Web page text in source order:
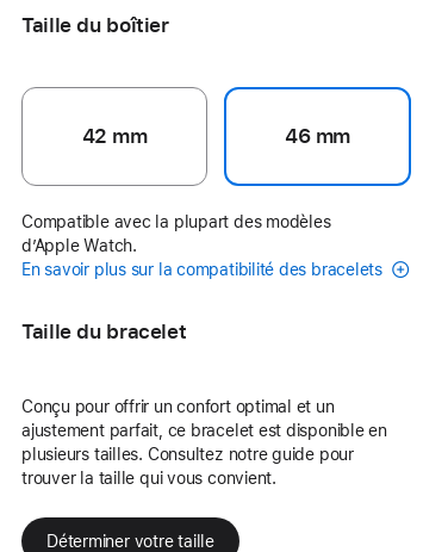
Taille du boîtier
42 mm 46 mm
Compatible avec la plupart des modèles
d’Apple Watch.
En savoir plus sur la compatibilité des bracelets
Taille du bracelet
Conçu pour offrir un confort optimal et un
ajustement parfait, ce bracelet est disponible en
plusieurs tailles. Consultez notre guide pour
trouver la taille qui vous convient.
Déterminer votre taille